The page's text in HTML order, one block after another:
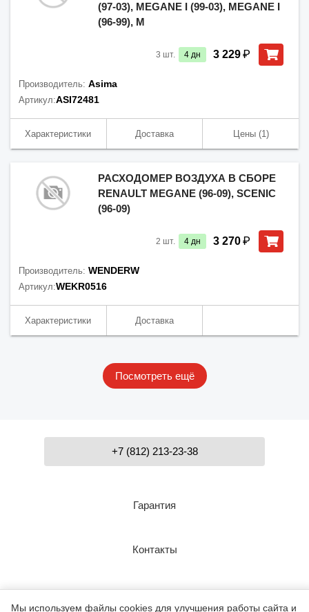
(97-03), MEGANE I (99-03), MEGANE I
(96-99), M
3 шт. 4 дн 3 229₽
Производитель: Asima
Артикул:ASI72481
Характеристики Доставка Цены(1)
РАСХОДОМЕР ВОЗДУХА В СБОРЕ
RENAULT MEGANE (96-09), SCENIC
(96-09)
2 шт. 4 дн 3 270₽
Производитель: WENDERW
Артикул:WEKR0516
Характеристики Доставка
Посмотреть ещё
+7 (812) 213-23-38
Гарантия
Контакты
О компании
Мы используем файлы cookies для улучшения работы сайта и